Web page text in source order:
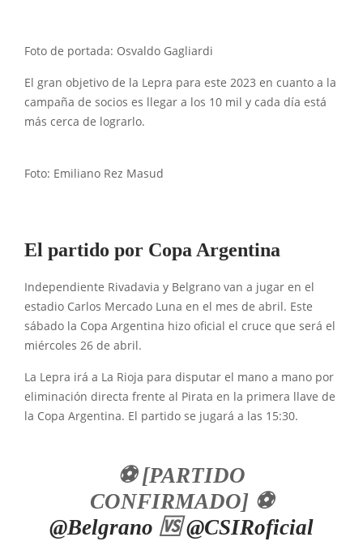
Foto de portada: Osvaldo Gagliardi
El gran objetivo de la Lepra para este 2023 en cuanto a la
campaña de socios es llegar a los 10 mil y cada día está
más cerca de lograrlo.
Foto: Emiliano Rez Masud
El partido por Copa Argentina
Independiente Rivadavia y Belgrano van a jugar en el
estadio Carlos Mercado Luna en el mes de abril. Este
sábado la Copa Argentina hizo oficial el cruce que será el
miércoles 26 de abril.
La Lepra irá a La Rioja para disputar el mano a mano por
eliminación directa frente al Pirata en la primera llave de
la Copa Argentina. El partido se jugará a las 15:30.
⚽ [PARTIDO
CONFIRMADO] ⚽
@Belgrano 🆚@CSIRoficial